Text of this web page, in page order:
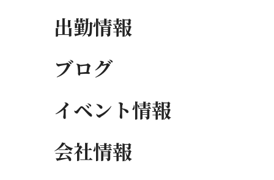
出勤情報
ブログ
イベント情報
会社情報